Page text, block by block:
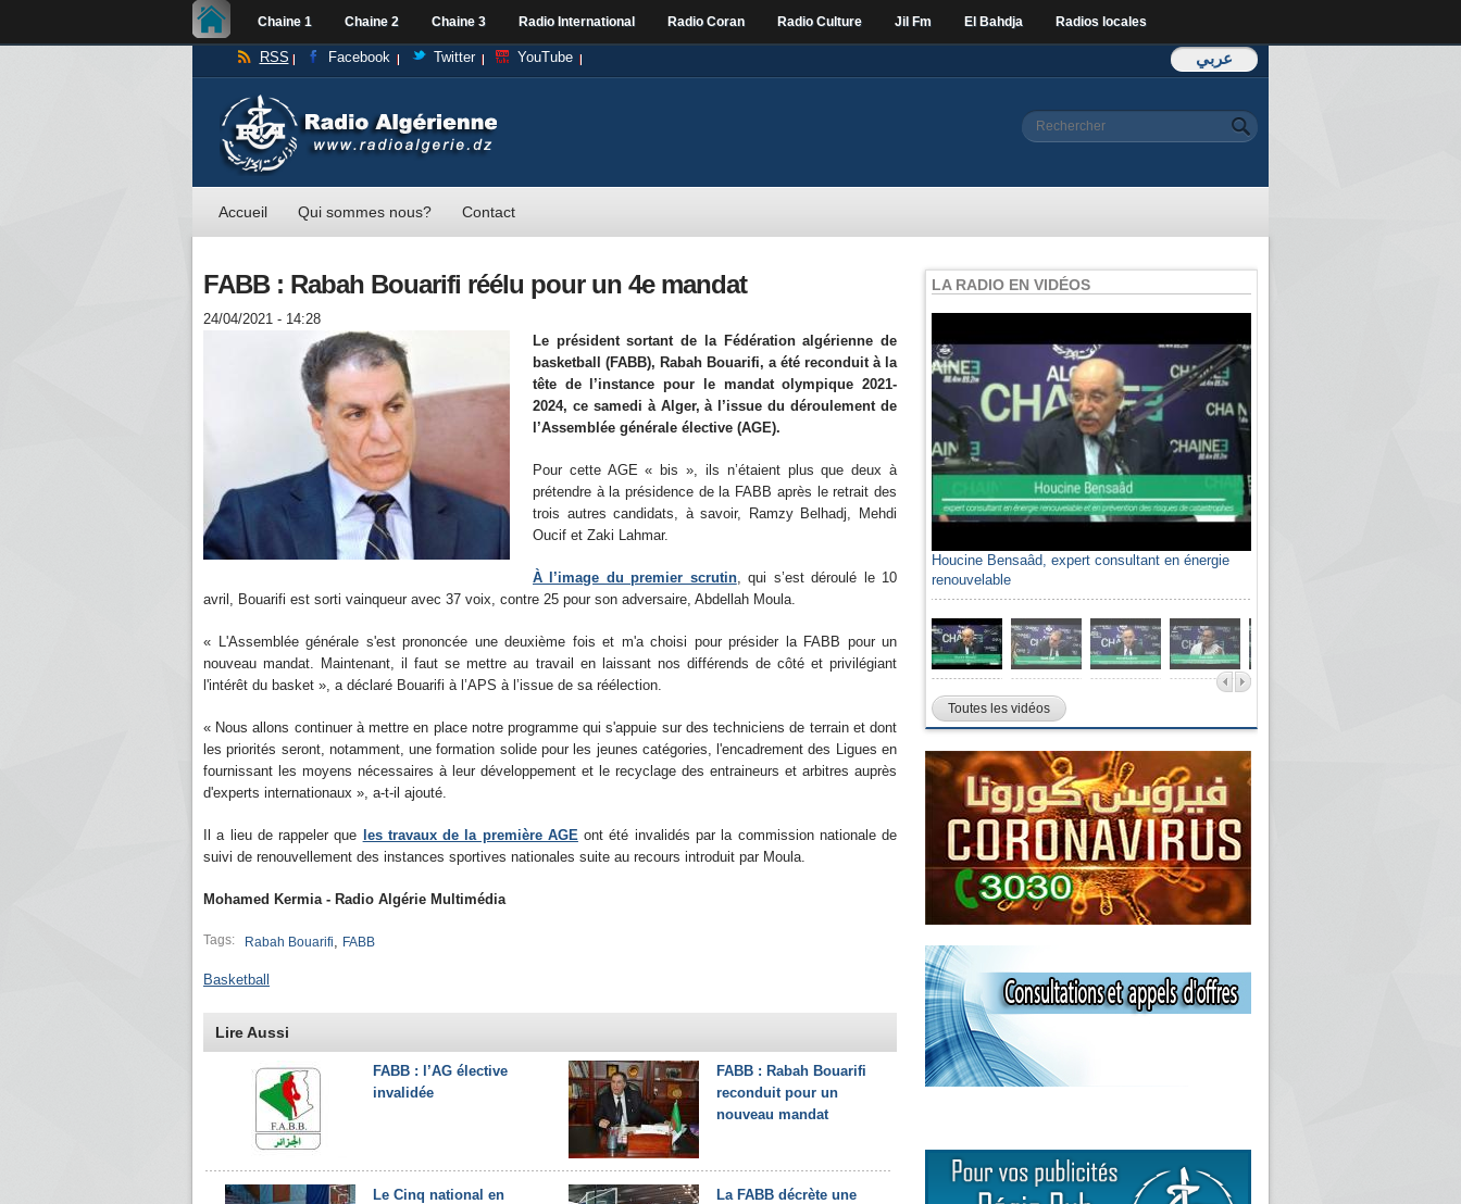
Chaine 1 Chaine 2 Chaine 3 Radio International Radio Coran Radio Culture Jil Fm El Bahdja Radios locales
عربي RSS Facebook Twitter YouTube
Formulaire de
Rechercher
Accueil Qui sommes nous? Contact
FABB : Rabah Bouarifi réélu pour un 4e mandat
24/04/2021 - 14:28
Le président sortant de la Fédération algérienne de
basketball (FABB), Rabah Bouarifi, a été reconduit à la
tête de l’instance pour le mandat olympique 2021-
2024, ce samedi à Alger, à l’issue du déroulement de
l’Assemblée générale élective (AGE).
Pour cette AGE « bis », ils n’étaient plus que deux à
prétendre à la présidence de la FABB après le retrait des
trois autres candidats, à savoir, Ramzy Belhadj, Mehdi
Oucif et Zaki Lahmar.
À l’image du premier scrutin, qui s’est déroulé le 10
avril, Bouarifi est sorti vainqueur avec 37 voix, contre 25 pour son adversaire, Abdellah Moula.
« L'Assemblée générale s'est prononcée une deuxième fois et m'a choisi pour présider la FABB pour un
nouveau mandat. Maintenant, il faut se mettre au travail en laissant nos différends de côté et privilégiant
l'intérêt du basket », a déclaré Bouarifi à l’APS à l’issue de sa réélection.
« Nous allons continuer à mettre en place notre programme qui s'appuie sur des techniciens de terrain et dont
les priorités seront, notamment, une formation solide pour les jeunes catégories, l'encadrement des Ligues en
fournissant les moyens nécessaires à leur développement et le recyclage des entraineurs et arbitres auprès
d'experts internationaux », a-t-il ajouté.
Il a lieu de rappeler que les travaux de la première AGEont été invalidés par la commission nationale de
suivi de renouvellement des instances sportives nationales suite au recours introduit par Moula.
Mohamed Kermia - Radio Algérie Multimédia
Tags: Rabah Bouarifi, FABB
Basketball
Lire Aussi
FABB : l’AG élective
invalidée
FABB : Rabah Bouarifi
reconduit pour un
nouveau mandat
Le Cinq national en
La FABB décrète une
LA RADIO EN VIDÉOS
Houcine Bensaâd, expert consultant en énergie
renouvelable
Toutes les vidéos